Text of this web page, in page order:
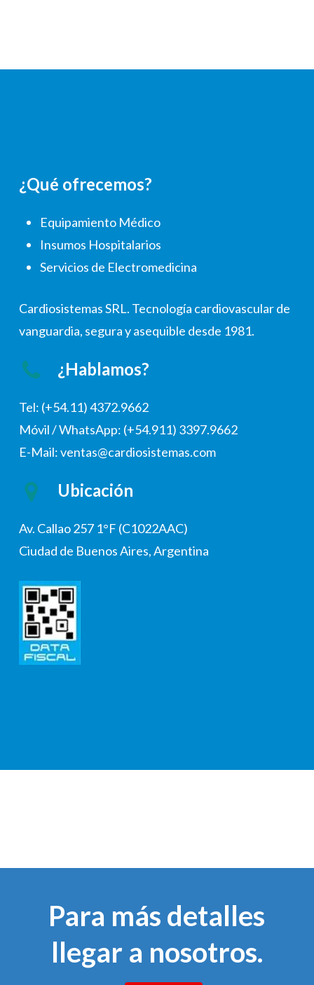
¿Qué ofrecemos?
Equipamiento Médico
Insumos Hospitalarios
Servicios de Electromedicina
Cardiosistemas SRL. Tecnología cardiovascular de
vanguardia, segura y asequible desde 1981.
¿Hablamos?
Tel: (+54.11) 4372.9662
Móvil / WhatsApp: (+54.911) 3397.9662
E-Mail: ventas@cardiosistemas.com
Ubicación
Av. Callao 257 1°F (C1022AAC)
Ciudad de Buenos Aires, Argentina
Para más detalles
llegar a nosotros.